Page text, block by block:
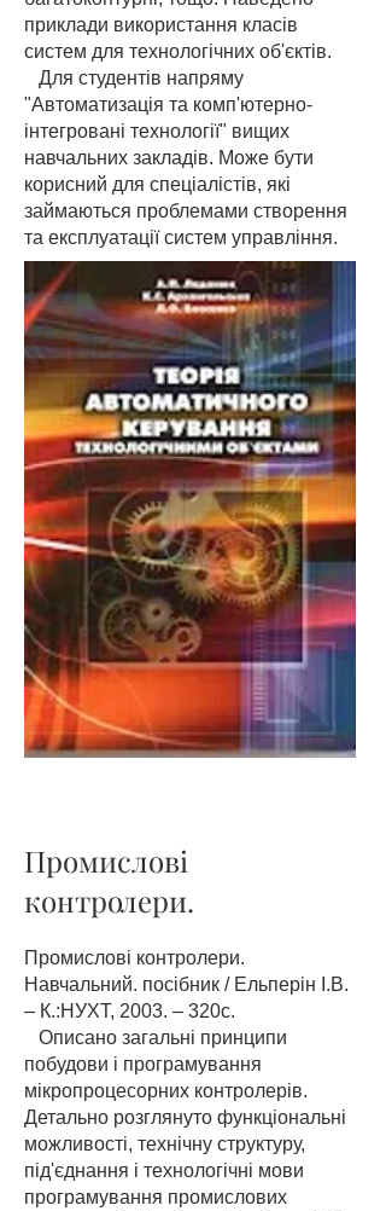
приклади використання класів
систем для технологічних об'єктів.
Для студентів напряму
"Автоматизація та комп'ютерно-
інтегровані технології" вищих
навчальних закладів. Може бути
корисний для спеціалістів, які
займаються проблемами створення
та експлуатації систем управління.
Промислові
контролери.
Промислові контролери.
Навчальний. посібник / Ельперін І.В.
– К.:НУХТ, 2003. – 320с.
Описано загальні принципи
побудови і програмування
мікропроцесорних контролерів.
Детально розглянуто функціональні
можливості, технічну структуру,
під'єднання і технологічні мови
програмування промислових